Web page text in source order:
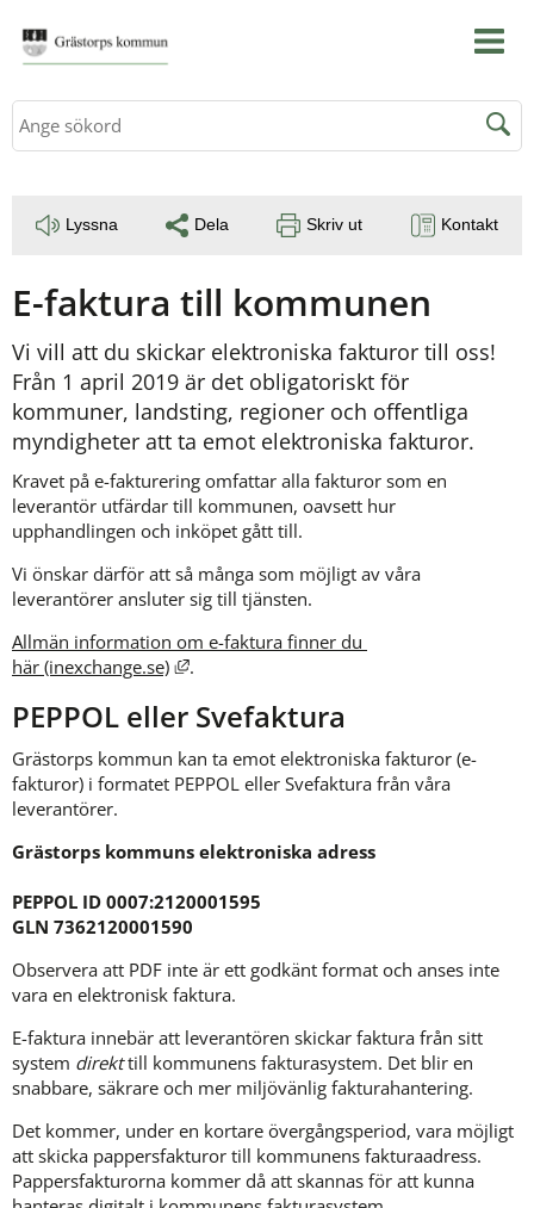
Sök
Lyssna Dela Skriv ut Kontakt
E-faktura till kommunen
Vi vill att du skickar elektroniska fakturor till oss!
Från 1 april 2019 är det obligatoriskt för
kommuner, landsting, regioner och offentliga
myndigheter att ta emot elektroniska fakturor.
Kravet på e-fakturering omfattar alla fakturor som en
leverantör utfärdar till kommunen, oavsett hur
upphandlingen och inköpet gått till.
Vi önskar därför att så många som möjligt av våra
leverantörer ansluter sig till tjänsten.
Allmän information om e-faktura finner du
här (inexchange.se)
Länk till annan webbplats, öppnas i nytt
.
PEPPOL eller Svefaktura
Grästorps kommun kan ta emot elektroniska fakturor (e-
fakturor) i formatet PEPPOL eller Svefaktura från våra
leverantörer.
Grästorps kommuns elektroniska adress
PEPPOL ID 0007:2120001595
GLN 7362120001590
Observera att PDF inte är ett godkänt format och anses inte
vara en elektronisk faktura.
E-faktura innebär att leverantören skickar faktura från sitt
system direkt till kommunens fakturasystem. Det blir en
snabbare, säkrare och mer miljövänlig fakturahantering.
Det kommer, under en kortare övergångsperiod, vara möjligt
att skicka pappersfakturor till kommunens fakturaadress.
Pappersfakturorna kommer då att skannas för att kunna